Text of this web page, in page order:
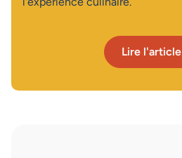
Lire l'article